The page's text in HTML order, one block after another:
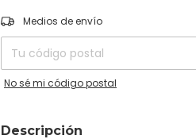
Entregas para el CP:
Medios de envío
No sé mi código postal
Descripción